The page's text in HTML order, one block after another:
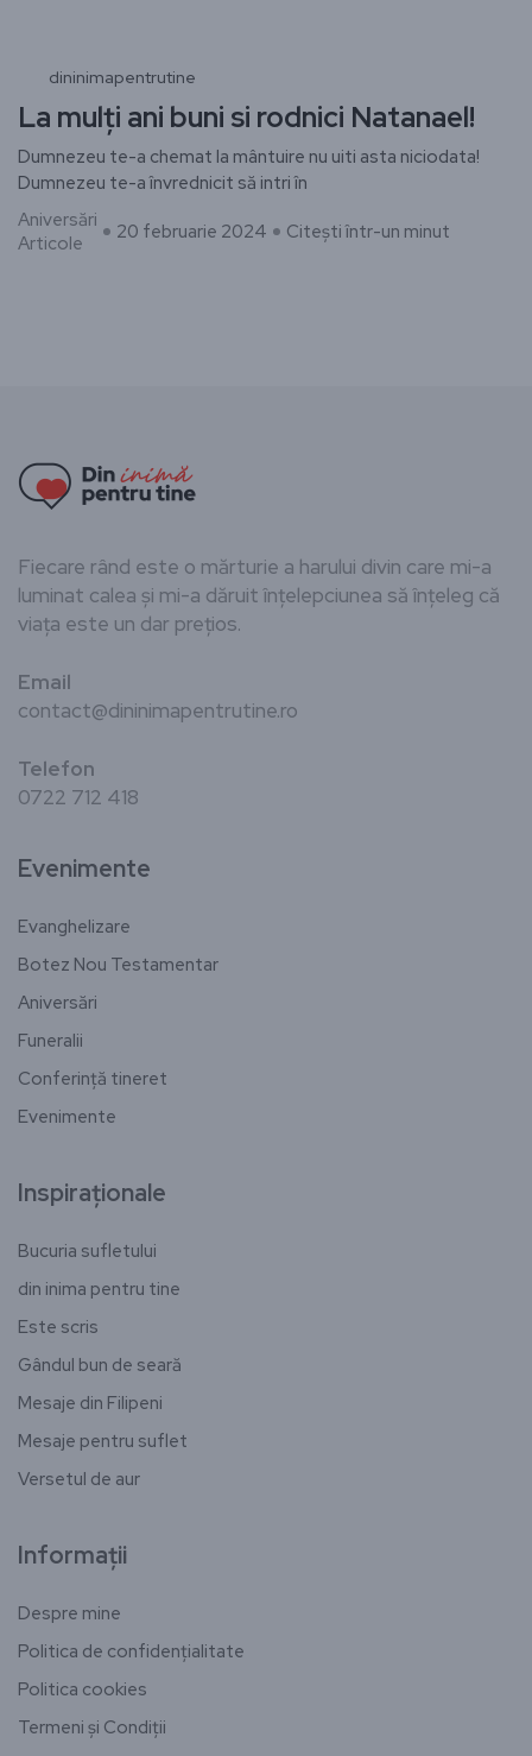
dininimapentrutine
La mulți ani buni si rodnici Natanael!
Dumnezeu te-a chemat la mântuire nu uiti asta niciodata!
Dumnezeu te-a învrednicit să intri în
Aniversări
Articole
20 februarie 2024 Citești într-un minut
Fiecare rând este o mărturie a harului divin care mi-a
luminat calea și mi-a dăruit înțelepciunea să înțeleg că
viața este un dar prețios.
Email
contact@dininimapentrutine.ro
Telefon
0722 712 418
Evenimente
Evanghelizare
Botez Nou Testamentar
Aniversări
Funeralii
Conferință tineret
Evenimente
Inspiraționale
Bucuria sufletului
din inima pentru tine
Este scris
Gândul bun de seară
Mesaje din Filipeni
Mesaje pentru suflet
Versetul de aur
Informații
Despre mine
Politica de confidențialitate
Politica cookies
Termeni și Condiții